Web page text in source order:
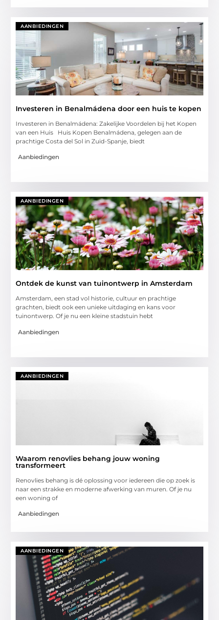
AANBIEDINGEN
Investeren in Benalmádena door een huis te kopen
Investeren in Benalmádena: Zakelijke Voordelen bij het Kopen
van een Huis Huis Kopen Benalmádena, gelegen aan de
prachtige Costa del Sol in Zuid-Spanje, biedt
Aanbiedingen
AANBIEDINGEN
Ontdek de kunst van tuinontwerp in Amsterdam
Amsterdam, een stad vol historie, cultuur en prachtige
grachten, biedt ook een unieke uitdaging en kans voor
tuinontwerp. Of je nu een kleine stadstuin hebt
Aanbiedingen
AANBIEDINGEN
Waarom renovlies behang jouw woning
transformeert
Renovlies behang is dé oplossing voor iedereen die op zoek is
naar een strakke en moderne afwerking van muren. Of je nu
een woning of
Aanbiedingen
AANBIEDINGEN